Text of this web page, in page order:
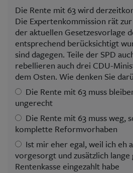
Die Rente mit 63 wird
Die Expertenkommission rät
der aktuellen Gesetzesvorlage
entsprechend berücksichtigt
sind dagegen. Teile der SPD
rebellieren auch drei CDU-
dem Osten. Wie denken Sie
Die Rente mit 63 muss
ungerecht
Die Rente mit 63 muss weg,
komplette Reformvorhaben
Ist mir eher egal, weil ich eh
vorgesorgt und zusätzlich lange
Rentenkasse eingezahlt habe